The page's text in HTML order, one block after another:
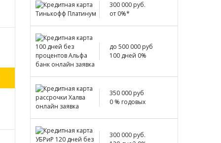
300 000 руб.
от 0%*
до 500 000 руб
100 дней 0%
350 000 руб
0 % годовых
300 000 руб.